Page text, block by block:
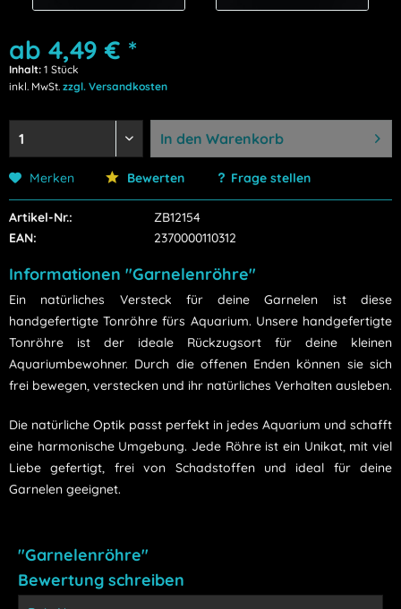
ab 4,49 € *
Inhalt: 1 Stück
inkl. MwSt. zzgl. Versandkosten
In den Warenkorb
Merken Bewerten Frage stellen
Artikel-Nr.:
ZB12154
EAN:
2370000110312
Informationen "Garnelenröhre"
Ein natürliches Versteck für deine Garnelen ist diese
handgefertigte Tonröhre fürs Aquarium. Unsere handgefertigte
Tonröhre ist der ideale Rückzugsort für deine kleinen
Aquariumbewohner. Durch die offenen Enden können sie sich
frei bewegen, verstecken und ihr natürliches Verhalten ausleben.
Die natürliche Optik passt perfekt in jedes Aquarium und schafft
eine harmonische Umgebung. Jede Röhre ist ein Unikat, mit viel
Liebe gefertigt, frei von Schadstoffen und ideal für deine
Garnelen geeignet.
"Garnelenröhre"
Bewertung schreiben